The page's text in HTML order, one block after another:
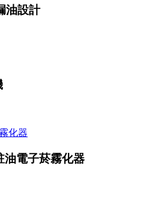
油設計
電子菸霧化器